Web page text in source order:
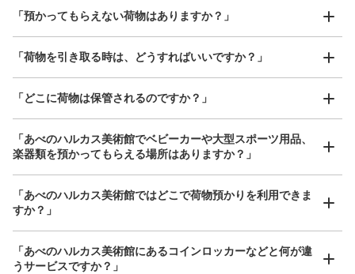
保管できる荷物数
小:12/ ¥100
支払い方法
現金
お店で荷物の写真を
好立地 / 好条件店舗も多数
楽器、ベビーカー、ゴルフバッグ等、1人が持てる大きさの荷物であればどんなサイズでも
「預かってもらえない荷物はありますか？」
「荷物を引き取る時は、どうすればいいですか？」
「どこに荷物は保管されるのですか？」
「あべのハルカス美術館でベビーカーや大型スポーツ用品、
楽器類を預かってもらえる場所はありますか？」
「あべのハルカス美術館ではどこで荷物預かりを利用できま
すか？」
「あべのハルカス美術館にあるコインロッカーなどと何が違
うサービスですか？」